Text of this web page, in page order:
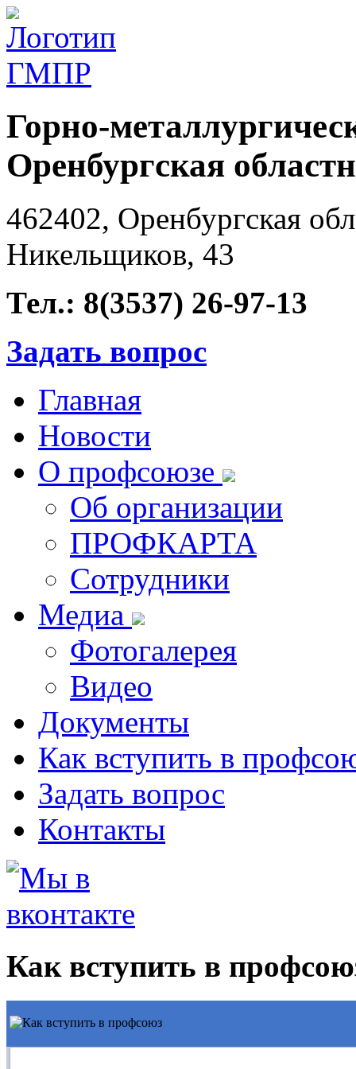
Горно-
Оренбургская
462402, Оренбургская
Никельщиков, 43
Тел.: 8(3537) 26-97-13
Задать вопрос
Главная
Новости
О профсоюзе
Об организации
ПРОФКАРТА
Сотрудники
Медиа
Фотогалерея
Видео
Документы
Как вступить в
Задать вопрос
Контакты
Как вступить в